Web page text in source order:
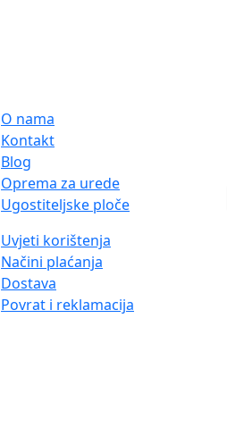
O nama
Kontakt
Blog
Oprema za urede
Ugostiteljske ploče
Uvjeti korištenja
Načini plaćanja
Dostava
Povrat i reklamacija